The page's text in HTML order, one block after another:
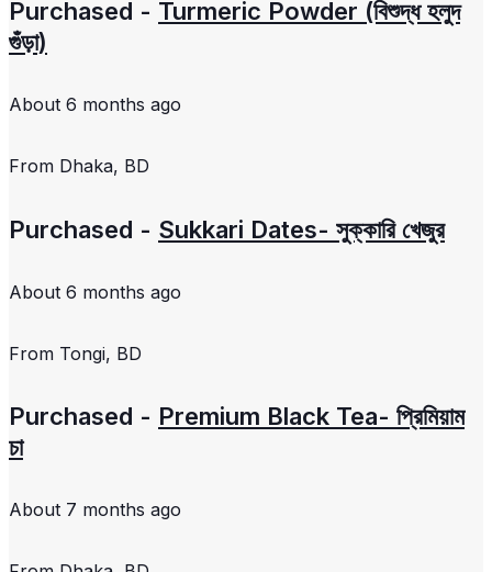
Purchased - Turmeric Powder (বিশুদ্ধ হলুদ
গুঁড়া)
About 6 months ago
From Dhaka, BD
Purchased - Sukkari Dates- সুক্কারি খেজুর
About 6 months ago
From Tongi, BD
Purchased - Premium Black Tea- প্রিমিয়াম
চা
About 7 months ago